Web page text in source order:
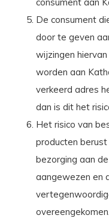
De consument
door te geven
wijzingen
worden aan
verkeerd adres
dan is dit het
Het risico van
producten
bezorging aan
aangewezen en
overeengekomen.